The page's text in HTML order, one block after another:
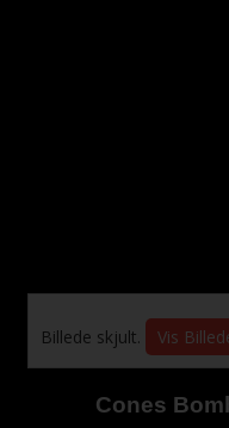
Billede skjult. Vis
Cones